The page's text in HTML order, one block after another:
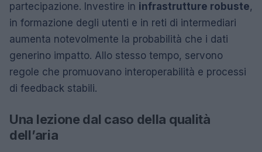
partecipazione. Investire in infrastrutture robuste,
in formazione degli utenti e in reti di intermediari
aumenta notevolmente la probabilità che i dati
generino impatto. Allo stesso tempo, servono
regole che promuovano interoperabilità e processi
di feedback stabili.
Una lezione dal caso della qualità
dell’aria